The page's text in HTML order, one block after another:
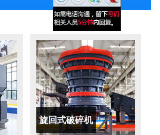
旋回式破碎机